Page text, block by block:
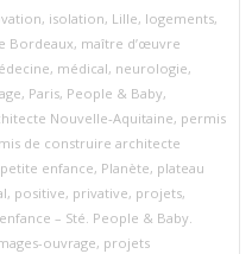
, isolation, Lille, logements,
Bordeaux, maître d’œuvre
, médical, neurologie,
, Paris, People & Baby,
Nouvelle‑Aquitaine, permis
de construire architecte
petite enfance, Planète, plateau
, positive, privative, projets,
– Sté. People & Baby.
ouvrage, projets